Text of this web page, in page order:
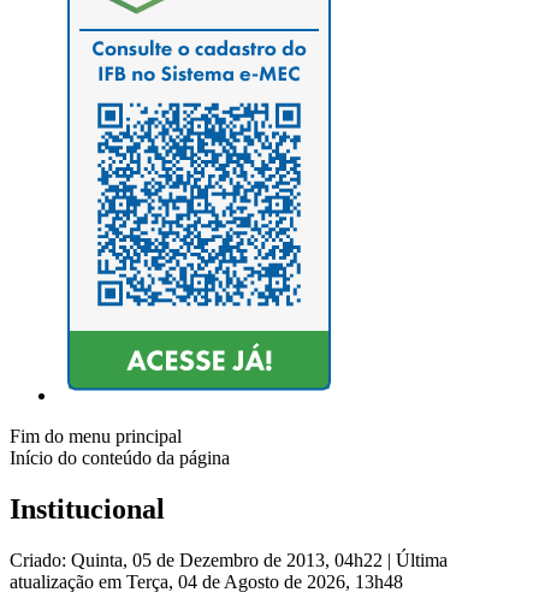
Fim do menu principal
Início do conteúdo da página
Institucional
Criado: Quinta, 05 de Dezembro de 2013, 04h22 | Última
atualização em Terça, 04 de Agosto de 2026, 13h48